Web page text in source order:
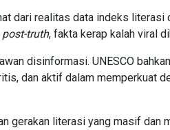
dari realitas data indeks
post-truth, fakta kerap kalah viral
disinformasi. UNESCO
dan aktif dalam memperkuat
gerakan literasi yang masif dan